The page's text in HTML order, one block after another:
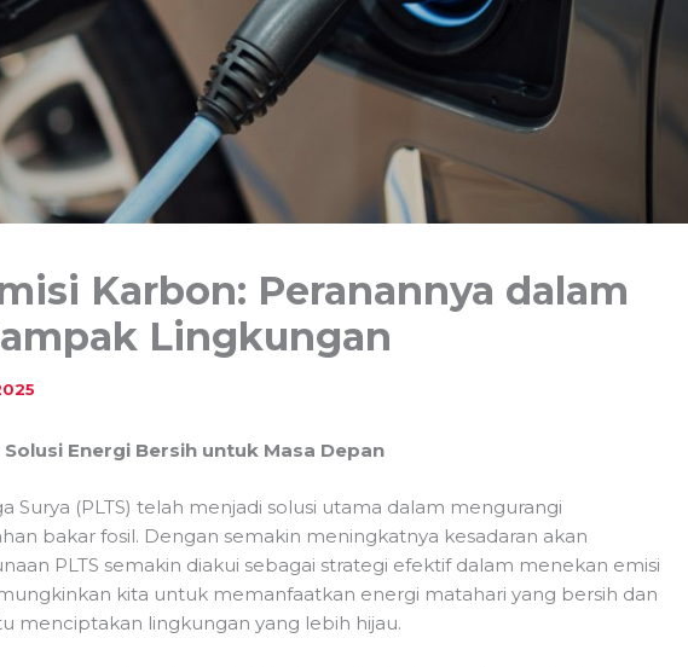
Karbon: Peranannya dalam
Lingkungan
Solusi Energi Bersih untuk Masa Depan
Surya (PLTS) telah menjadi solusi utama dalam mengurangi
bakar fosil. Dengan semakin meningkatnya kesadaran akan
PLTS semakin diakui sebagai strategi efektif dalam menekan emisi
kita untuk memanfaatkan energi matahari yang bersih dan
menciptakan lingkungan yang lebih hijau.